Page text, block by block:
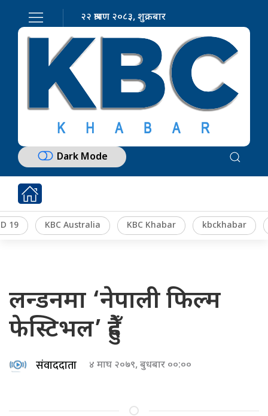
२२ श्रावण २०८३, शुक्रबार
Dark Mode
19 KBC Australia KBC Khabar kbckhabar
लन्डनमा ‘नेपाली फिल्म
फेस्टिभल’ हुँदै
संवाददाता ४ माघ २०७९, बुधबार ००:००